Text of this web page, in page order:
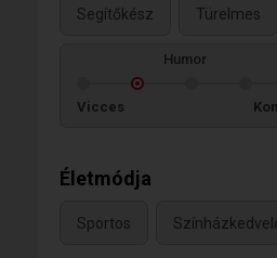
Segítőkész Türelmes
Humor
Vicces
Életmódja
Sportos